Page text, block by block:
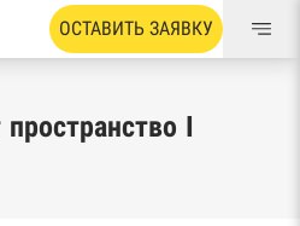
ОСТАВИТЬ ЗАЯВКУ
I